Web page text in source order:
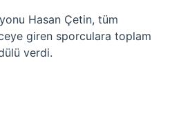
Hasan Çetin, tüm
giren sporculara toplam
verdi.